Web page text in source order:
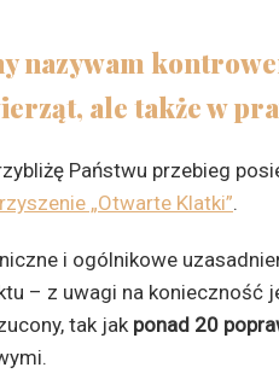
nazywam
ale także w
Państwu przebieg
„Otwarte Klatki”.
i ogólnikowe
– z uwagi na konieczność
tak jak ponad 20